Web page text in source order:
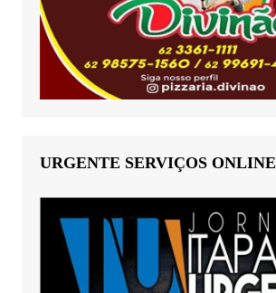
URGENTE SERVIÇOS ONLINE